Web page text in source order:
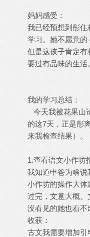
妈妈感受：
我已经预想到彤
学习。她不愿意的
但是这孩子肯定有
要过有品味的生活
我的学习总结：
今天我被花果山
的这7天，正是彤
来我检查结果）。
1.查看语文小作坊
我知道申爸为啥
小作坊的操作大
过完，文意大概。
没看见的她也看不
收获：
古文我需要增加引